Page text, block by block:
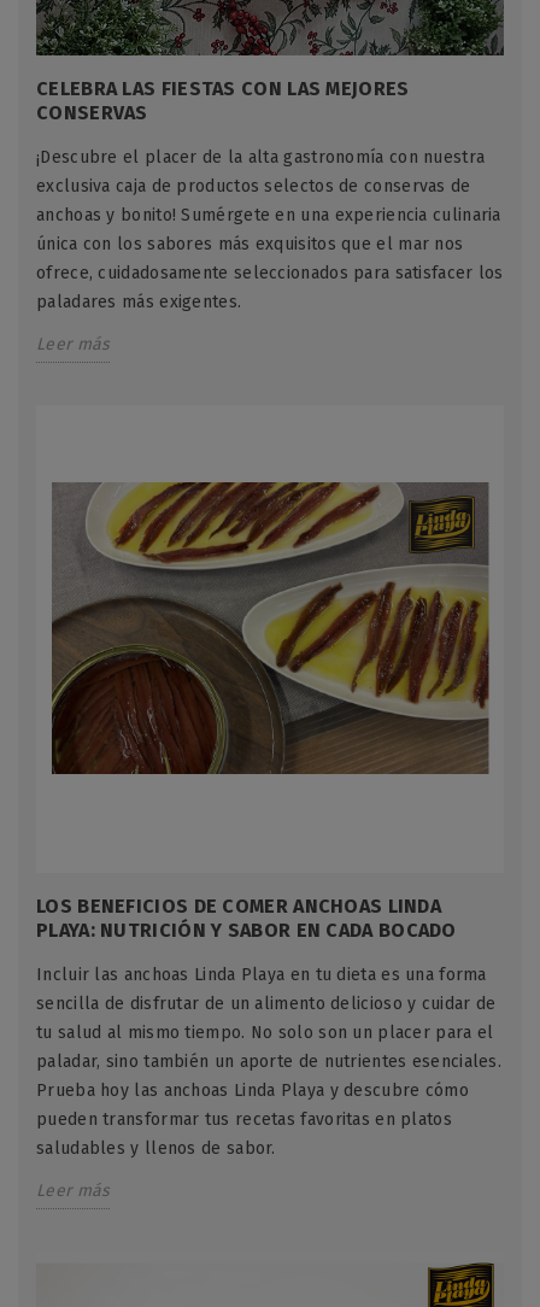
CELEBRA LAS FIESTAS CON LAS MEJORES
CONSERVAS
¡Descubre el placer de la alta gastronomía con nuestra
exclusiva caja de productos selectos de conservas de
anchoas y bonito! Sumérgete en una experiencia culinaria
única con los sabores más exquisitos que el mar nos
ofrece, cuidadosamente seleccionados para satisfacer los
paladares más exigentes.
Leer más
LOS BENEFICIOS DE COMER ANCHOAS LINDA
PLAYA: NUTRICIÓN Y SABOR EN CADA BOCADO
Incluir las anchoas Linda Playa en tu dieta es una forma
sencilla de disfrutar de un alimento delicioso y cuidar de
tu salud al mismo tiempo. No solo son un placer para el
paladar, sino también un aporte de nutrientes esenciales.
Prueba hoy las anchoas Linda Playa y descubre cómo
pueden transformar tus recetas favoritas en platos
saludables y llenos de sabor.
Leer más